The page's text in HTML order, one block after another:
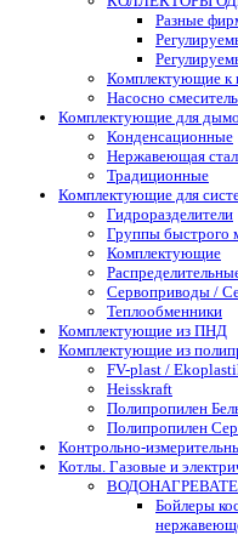
Разные
Комплектующие к
Насосно
Комплектующие для
Конденсационные
Нержавеющая
Традиционные
Комплектующие для
Гидроразделители
Группы быстрого
Комплектующие
Сервоприводы /
Теплообменники
Комплектующие из ПНД
Комплектующие из
FV-plast /
Heisskraft
Полипропилен
Полипропилен
Контрольно-
Котлы. Газовые и
Бойлеры